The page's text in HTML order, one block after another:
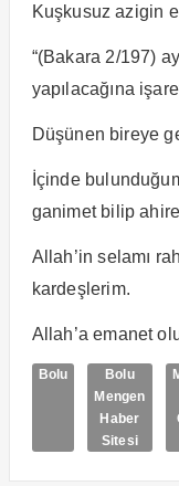
Kuşkusuz azigin
“(Bakara 2/197)
yapılacağına
Düşünen bireye
İçinde
ganimet bilip
Allah’in selamı
kardeşlerim.
Allah’a emanet
Bolu
Bolu
Mengen
Haber
Sitesi